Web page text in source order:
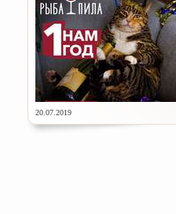
20.07.2019